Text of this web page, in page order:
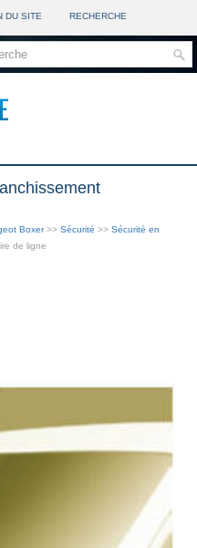
DU SITE RECHERCHE
Boxer>> Sécurité >> Sécurité en
de ligne